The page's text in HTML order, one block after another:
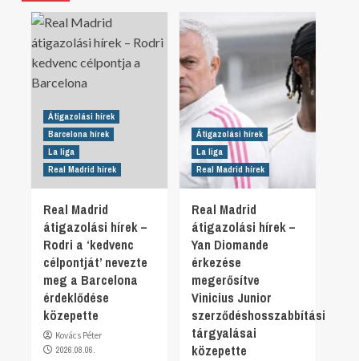
Átigazolási hírek
Barcelona hírek
La liga
Real Madrid hírek
Real Madrid
átigazolási hírek –
Rodri a ‘kedvenc
célpontját’ nevezte
meg a Barcelona
érdeklődése
közepette
Kovács Péter
2026.08.06.
Átigazolási hírek
La liga
Real Madrid hírek
Real Madrid
átigazolási hírek –
Yan Diomande
érkezése
megerősítve
Vinicius Junior
szerződéshosszabbítási
tárgyalásai
közepette